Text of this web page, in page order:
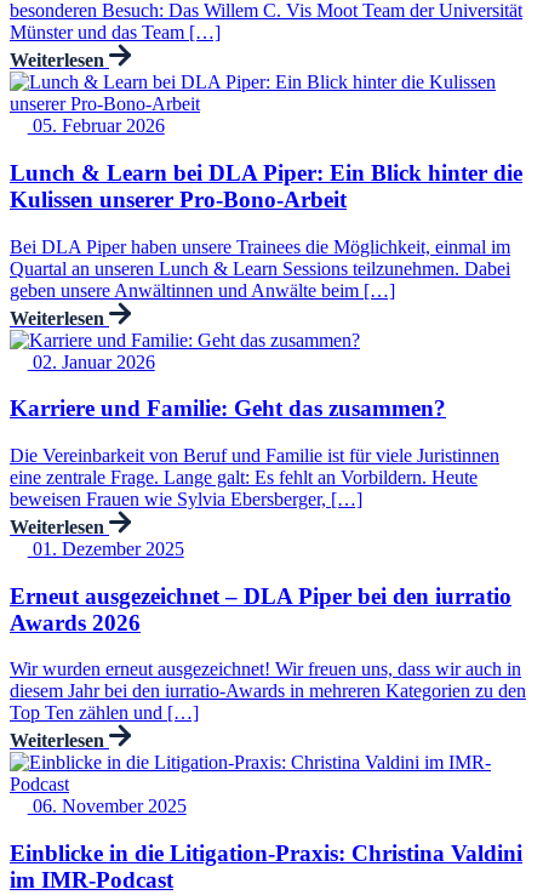
besonderen Besuch: Das Willem C. Vis Moot Team der Universität
Münster und das Team […]
Weiterlesen
05. Februar 2026
Lunch & Learn bei DLA Piper: Ein Blick hinter die
Kulissen unserer Pro‑Bono‑Arbeit
Bei DLA Piper haben unsere Trainees die Möglichkeit, einmal im
Quartal an unseren Lunch & Learn Sessions teilzunehmen. Dabei
geben unsere Anwältinnen und Anwälte beim […]
Weiterlesen
02. Januar 2026
Karriere und Familie: Geht das zusammen?
Die Vereinbarkeit von Beruf und Familie ist für viele Juristinnen
eine zentrale Frage. Lange galt: Es fehlt an Vorbildern. Heute
beweisen Frauen wie Sylvia Ebersberger, […]
Weiterlesen
01. Dezember 2025
Erneut ausgezeichnet – DLA Piper bei den iurratio
Awards 2026
Wir wurden erneut ausgezeichnet! Wir freuen uns, dass wir auch in
diesem Jahr bei den iurratio-Awards in mehreren Kategorien zu den
Top Ten zählen und […]
Weiterlesen
06. November 2025
Einblicke in die Litigation-Praxis: Christina Valdini
im IMR-Podcast